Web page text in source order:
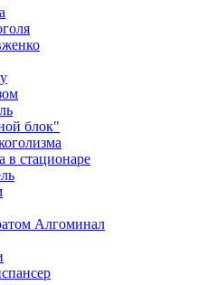
блок"
в стационаре
Алгоминал